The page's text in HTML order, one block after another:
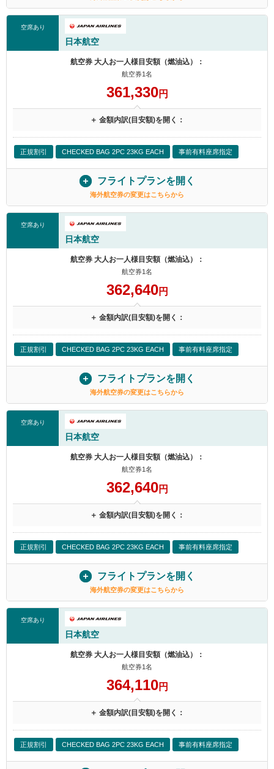
空席あり
日本航空
航空券 大人お一人様目安額（燃油込）：
航空券1名
361,330円
＋ 金額内訳(目安額)を開く：
正規割引 CHECKED BAG 2PC 23KG EACH 事前有料座席指定
フライトプランを開く
海外航空券の変更はこちらから
空席あり
日本航空
航空券 大人お一人様目安額（燃油込）：
航空券1名
362,640円
＋ 金額内訳(目安額)を開く：
正規割引 CHECKED BAG 2PC 23KG EACH 事前有料座席指定
フライトプランを開く
海外航空券の変更はこちらから
空席あり
日本航空
航空券 大人お一人様目安額（燃油込）：
航空券1名
362,640円
＋ 金額内訳(目安額)を開く：
正規割引 CHECKED BAG 2PC 23KG EACH 事前有料座席指定
フライトプランを開く
海外航空券の変更はこちらから
空席あり
日本航空
航空券 大人お一人様目安額（燃油込）：
航空券1名
364,110円
＋ 金額内訳(目安額)を開く：
正規割引 CHECKED BAG 2PC 23KG EACH 事前有料座席指定